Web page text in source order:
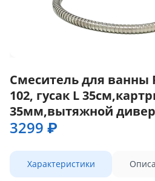
Смеситель для ванны
102, гусак L
35мм,вытяжной
3299 ₽
Характеристики